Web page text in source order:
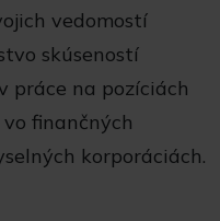
vedomostí
skúseností
práce na pozíciách
finančných
korporáciách.